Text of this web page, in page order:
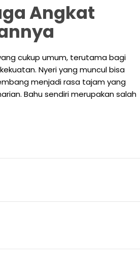
Angkat
cukup umum, terutama bagi
Nyeri yang muncul bisa
menjadi rasa tajam yang
Bahu sendiri merupakan salah